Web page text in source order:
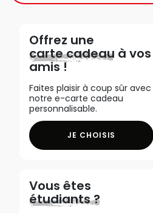
Offrez une
carte cadeau à vos
amis !
Faites plaisir à coup sûr avec
notre e-carte cadeau
personnalisable.
JE CHOISIS
Vous êtes
étudiants ?